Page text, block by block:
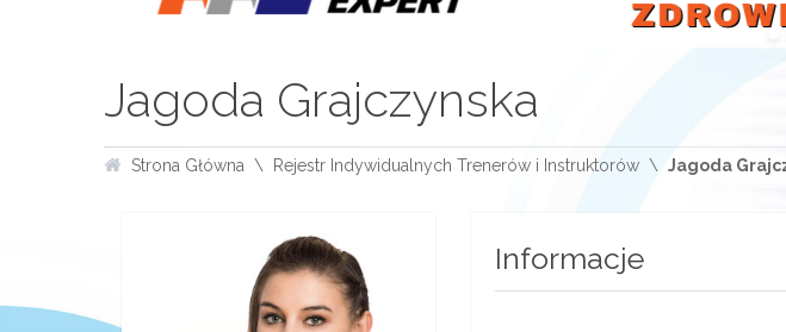
Jagoda Grajczynska
Strona Główna Rejestr Indywidualnych Trenerów i Instruktorów Jagoda
Informacje